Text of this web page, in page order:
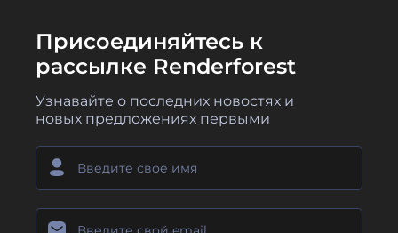
Присоединяйтесь к
рассылке Renderforest
Узнавайте о последних новостях и
новых предложениях первыми